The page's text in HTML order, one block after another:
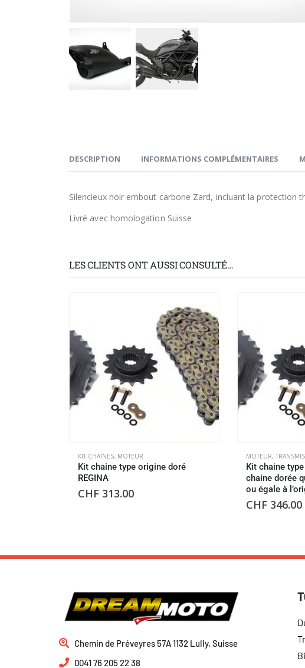
DESCRIPTION INFORMATIONS COMPLÉMENTAIRES
Silencieux noir embout carbone Zard, incluant la protection
Livré avec homologation Suisse
LES CLIENTS ONT AUSSI CONSULTÉ…
KIT CHAINES, MOTEUR
Kit chaine type origine doré
REGINA
CHF 313.00
MOTEUR,
Kit chaine
chaine dorée
ou égale à
CHF 346.00
Chemin de Préveyres 57A 1132 Lully, Suisse
0041 76 205 22 38